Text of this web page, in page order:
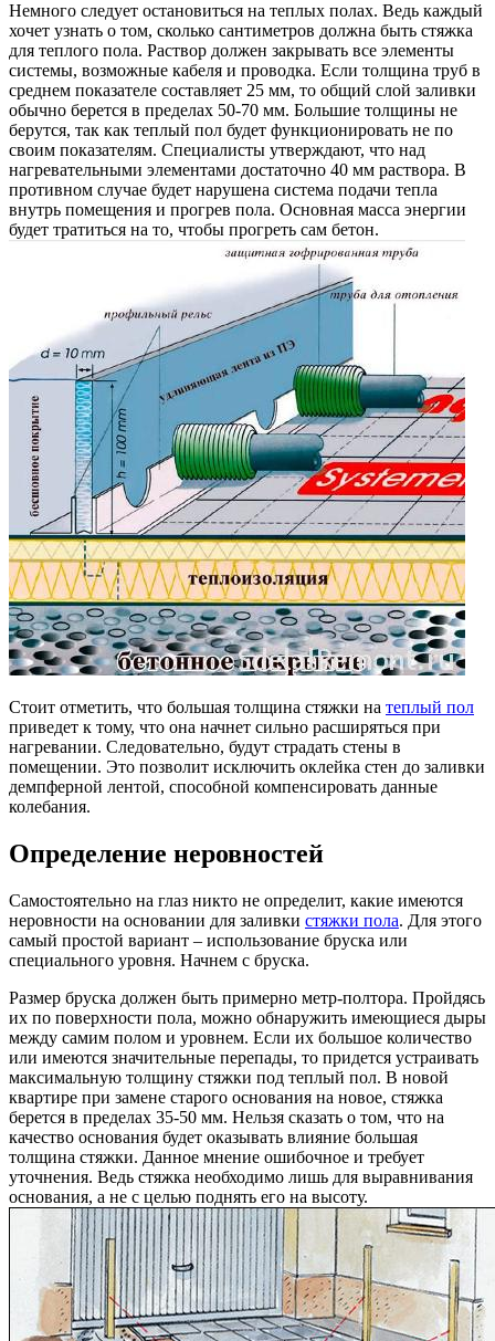
Немного следует остановиться на теплых полах. Ведь каждый
хочет узнать о том, сколько сантиметров должна быть стяжка
для теплого пола. Раствор должен закрывать все элементы
системы, возможные кабеля и проводка. Если толщина труб в
среднем показателе составляет 25 мм, то общий слой заливки
обычно берется в пределах 50-70 мм. Большие толщины не
берутся, так как теплый пол будет функционировать не по
своим показателям. Специалисты утверждают, что над
нагревательными элементами достаточно 40 мм раствора. В
противном случае будет нарушена система подачи тепла
внутрь помещения и прогрев пола. Основная масса энергии
будет тратиться на то, чтобы прогреть сам бетон.
Стоит отметить, что большая толщина стяжки на теплый пол
приведет к тому, что она начнет сильно расширяться при
нагревании. Следовательно, будут страдать стены в
помещении. Это позволит исключить оклейка стен до заливки
демпферной лентой, способной компенсировать данные
колебания.
Определение неровностей
Самостоятельно на глаз никто не определит, какие имеются
неровности на основании для заливки стяжки пола. Для этого
самый простой вариант – использование бруска или
специального уровня. Начнем с бруска.
Размер бруска должен быть примерно метр-полтора. Пройдясь
их по поверхности пола, можно обнаружить имеющиеся дыры
между самим полом и уровнем. Если их большое количество
или имеются значительные перепады, то придется устраивать
максимальную толщину стяжки под теплый пол. В новой
квартире при замене старого основания на новое, стяжка
берется в пределах 35-50 мм. Нельзя сказать о том, что на
качество основания будет оказывать влияние большая
толщина стяжки. Данное мнение ошибочное и требует
уточнения. Ведь стяжка необходимо лишь для выравнивания
основания, а не с целью поднять его на высоту.